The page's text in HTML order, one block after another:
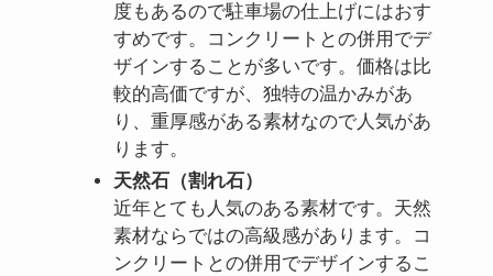
度もあるので駐車場の仕上げにはおす
すめです。コンクリートとの併用でデ
ザインすることが多いです。価格は比
較的高価ですが、独特の温かみがあ
り、重厚感がある素材なので人気があ
ります。
天然石（割れ石）
近年とても人気のある素材です。天然
素材ならではの高級感があります。コ
ンクリートとの併用でデザインするこ